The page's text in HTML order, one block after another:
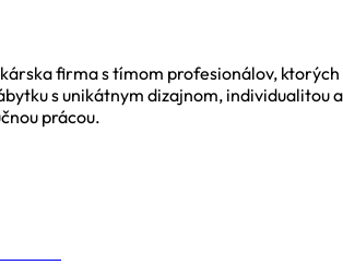
firma s tímom profesionálov, ktorých
s unikátnym dizajnom, individualitou a
prácou.